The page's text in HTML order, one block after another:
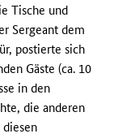
Tische und
Sergeant dem
postierte sich
Gäste (ca. 10
in den
die anderen